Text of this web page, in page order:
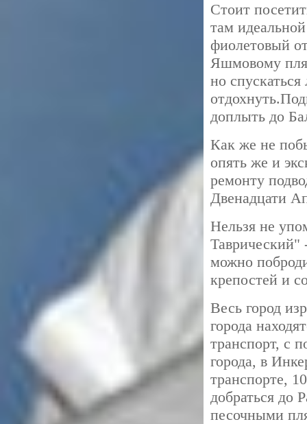
Стоит
там
фиолетовый
Яшмовому
но
доплыть до
Как же не
опять же и
ремонту
Двенадцати
Нельзя не
Таврический"
можно
крепостей и
Весь город
города
транспорт, с
города, в
транспорте,
добраться до
песочными